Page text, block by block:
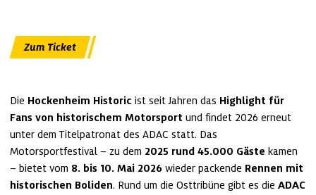
Zum Ticket
Die Hockenheim Historic ist seit Jahren das Highlight für
Fans von historischem Motorsport und findet 2026 erneut
unter dem Titelpatronat des ADAC statt. Das
Motorsportfestival – zu dem 2025 rund 45.000 Gäste kamen
– bietet vom 8. bis 10. Mai 2026 wieder packende Rennen mit
historischen Boliden. Rund um die Osttribüne gibt es die ADAC